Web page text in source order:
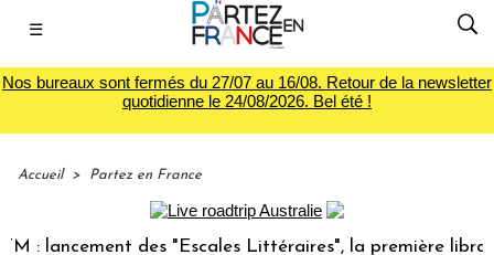
☰
Nos bureaux sont fermés du 27/07 au 16/08. Retour de la newsletter
quotidienne le 24/08/2026. Bel été !
Accueil > Partez en France
lancement des "Escales Littéraires", la première librairie